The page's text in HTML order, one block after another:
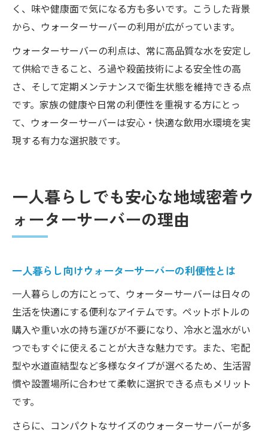
く、味や健康面で気になる方も多いです。こうした背景
から、ウォーターサーバーの利用が広がっています。
ウォーターサーバーの利点は、常に高品質な水を安定し
て供給できること、ろ過や殺菌技術による安全性の高
さ、そして定期メンテナンスで衛生状態を維持できる点
です。家族の健康や日常の利便性を重視する方にとっ
て、ウォーターサーバーは安心・快適な飲用水環境を実
現する有力な選択肢です。
一人暮らしでも安心な地域密着ウ
ォーターサーバーの理由
一人暮らし向けウォーターサーバーの利便性とは
一人暮らしの方にとって、ウォーターサーバーは日々の
生活を快適にする便利なアイテムです。ペットボトルの
購入や重い水の持ち運びが不要になり、冷水と温水がい
つでもすぐに使えることが大きな魅力です。また、宅配
型や水道直結型など多様なタイプが選べるため、生活習
慣や設置場所に合わせて柔軟に選択できる点もメリット
です。
さらに、コンパクトなサイズのウォーターサーバーが多